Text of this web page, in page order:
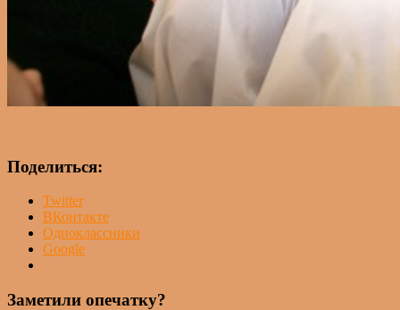
Поделиться:
Twitter
ВКонтакте
Одноклассники
Google
Заметили опечатку?